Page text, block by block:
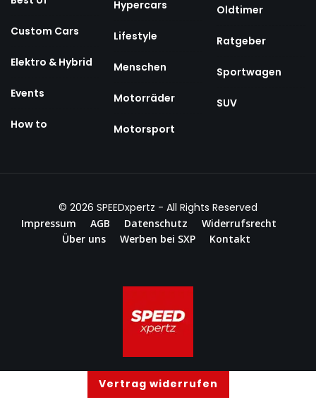
Custom Cars
Elektro & Hybrid
Events
How to
Hypercars
Lifestyle
Menschen
Motorräder
Motorsport
Oldtimer
Ratgeber
Sportwagen
SUV
© 2026 SPEEDxpertz - All Rights Reserved
Impressum AGB Datenschutz
Widerrufsrecht
Über uns
Werben bei SXP Kontakt
Vertrag widerrufen